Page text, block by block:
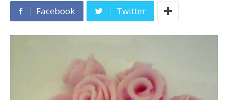
Facebook Twitter